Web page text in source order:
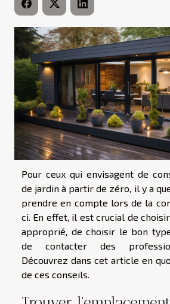
Pour ceux qui envisagent de
de jardin à partir de zéro, il y a
prendre en compte lors de la
ci. En effet, il est crucial de
approprié, de choisir le bon
de contacter des
Découvrez dans cet article en
de ces conseils.